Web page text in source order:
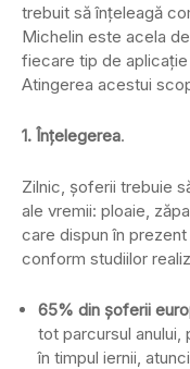
trebuit să înțeleagă
Michelin este acela
fiecare tip de
Atingerea acestui
1. Înţelegerea.
Zilnic, șoferii trebuie
ale vremii: ploaie,
care dispun în
conform studiilor
65% din șoferii
tot parcursul anului,
în timpul iernii,